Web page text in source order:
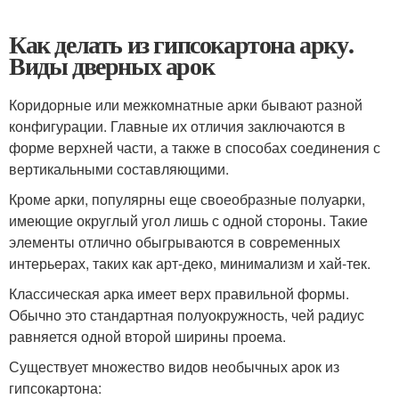
Как делать из гипсокартона арку.
Виды дверных арок
Коридорные или межкомнатные арки бывают разной
конфигурации. Главные их отличия заключаются в
форме верхней части, а также в способах соединения с
вертикальными составляющими.
Кроме арки, популярны еще своеобразные полуарки,
имеющие округлый угол лишь с одной стороны. Такие
элементы отлично обыгрываются в современных
интерьерах, таких как арт-деко, минимализм и хай-тек.
Классическая арка имеет верх правильной формы.
Обычно это стандартная полуокружность, чей радиус
равняется одной второй ширины проема.
Существует множество видов необычных арок из
гипсокартона: